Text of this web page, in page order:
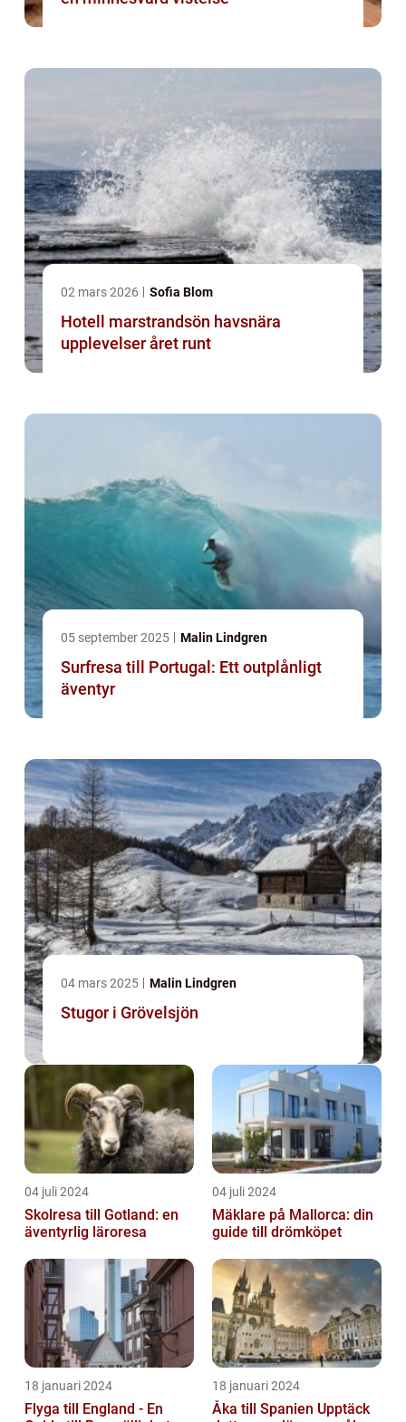
02 mars 2026 Sofia Blom
Hotell marstrandsön havsnära
upplevelser året runt
05 september 2025 Malin Lindgren
Surfresa till Portugal: Ett outplånligt
äventyr
04 mars 2025 Malin Lindgren
Stugor i Grövelsjön
04 juli 2024
Skolresa till Gotland: en
äventyrlig läroresa
04 juli 2024
Mäklare på Mallorca: din
guide till drömköpet
18 januari 2024
Flyga till England - En
18 januari 2024
Åka till Spanien Upptäck